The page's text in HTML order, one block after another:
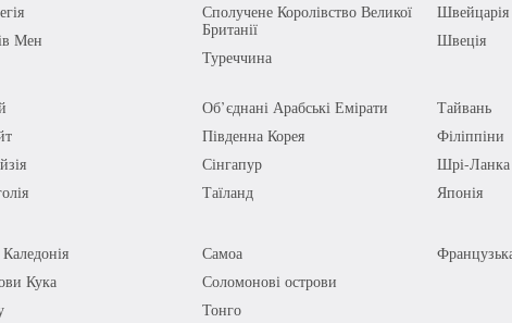
Мен
Сполучене Королівство Великої
Британії
Туреччина
Швейцарія
Швеція
Об’єднані Арабські Емірати
Південна Корея
Сінгапур
Таїланд
Тайвань
Філіппіни
Шрі-Ланка
Японія
Кука
Самоа
Соломонові острови
Тонго